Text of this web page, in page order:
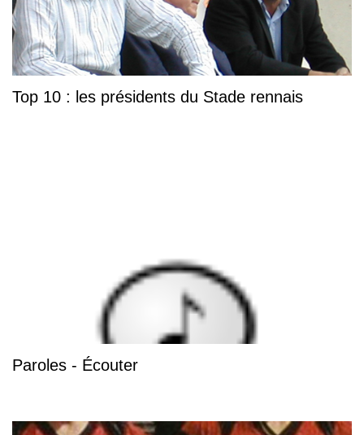
Top 10 : les présidents du Stade rennais
Paroles - Écouter